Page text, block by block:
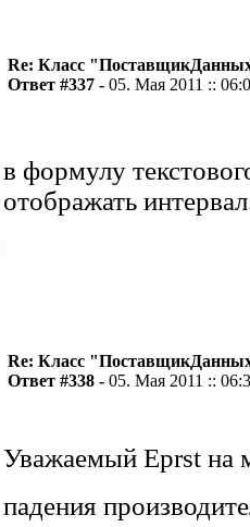
Re: Класс
Ответ #337 - 05. Мая 2011 ::
в формулу
отображать
Re: Класс
Ответ #338 - 05. Мая 2011 ::
Уважаемый Eprst на
падения